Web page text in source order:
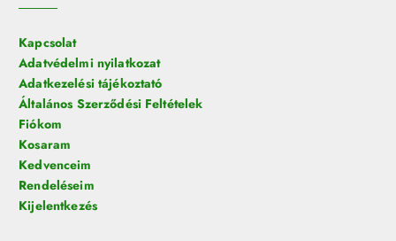
Kapcsolat
Adatvédelmi nyilatkozat
Adatkezelési tájékoztató
Általános Szerződési Feltételek
Fiókom
Kosaram
Kedvenceim
Rendeléseim
Kijelentkezés